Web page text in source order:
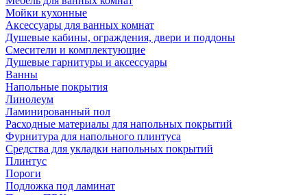
Мойки кухонные
Аксессуары для ванных комнат
Душевые кабины, ограждения, двери и поддоны
Смесители и комплектующие
Душевые гарнитуры и аксессуары
Ванны
Напольные покрытия
Линолеум
Ламинированный пол
Расходные материалы для напольных покрытий
Фурнитура для напольного плинтуса
Средства для укладки напольных покрытий
Плинтус
Пороги
Подложка под ламинат